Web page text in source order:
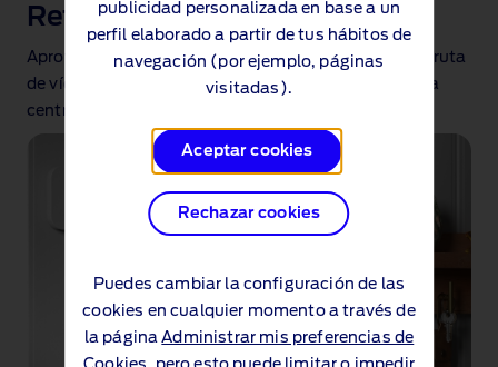
publicidad personalizada en base a un
perfil elaborado a partir de tus hábitos de
navegación (por ejemplo, páginas
visitadas).
Aceptar cookies
Rechazar cookies
Puedes cambiar la configuración de las
cookies en cualquier momento a través de
la páginaAdministrar mis preferencias de
Retransmisión de vídeo
Aprovecha el tiempo de descanso para cargar y disfruta
de vídeos de YouTube™ directamente en la pantalla
central